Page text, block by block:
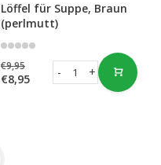
Löffel für Suppe, Braun
(perlmutt)
€9,95
€8,95 +
-